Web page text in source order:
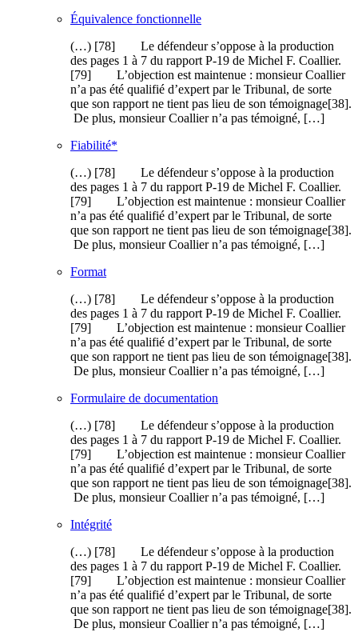
Équivalence fonctionnelle
(…) [78] Le défendeur s’oppose à la production
des pages 1 à 7 du rapport P-19 de Michel F. Coallier.
[79] L’objection est maintenue : monsieur Coallier
n’a pas été qualifié d’expert par le Tribunal, de sorte
que son rapport ne tient pas lieu de son témoignage[38].
De plus, monsieur Coallier n’a pas témoigné, […]
Fiabilité*
(…) [78] Le défendeur s’oppose à la production
des pages 1 à 7 du rapport P-19 de Michel F. Coallier.
[79] L’objection est maintenue : monsieur Coallier
n’a pas été qualifié d’expert par le Tribunal, de sorte
que son rapport ne tient pas lieu de son témoignage[38].
De plus, monsieur Coallier n’a pas témoigné, […]
Format
(…) [78] Le défendeur s’oppose à la production
des pages 1 à 7 du rapport P-19 de Michel F. Coallier.
[79] L’objection est maintenue : monsieur Coallier
n’a pas été qualifié d’expert par le Tribunal, de sorte
que son rapport ne tient pas lieu de son témoignage[38].
De plus, monsieur Coallier n’a pas témoigné, […]
Formulaire de documentation
(…) [78] Le défendeur s’oppose à la production
des pages 1 à 7 du rapport P-19 de Michel F. Coallier.
[79] L’objection est maintenue : monsieur Coallier
n’a pas été qualifié d’expert par le Tribunal, de sorte
que son rapport ne tient pas lieu de son témoignage[38].
De plus, monsieur Coallier n’a pas témoigné, […]
Intégrité
(…) [78] Le défendeur s’oppose à la production
des pages 1 à 7 du rapport P-19 de Michel F. Coallier.
[79] L’objection est maintenue : monsieur Coallier
n’a pas été qualifié d’expert par le Tribunal, de sorte
que son rapport ne tient pas lieu de son témoignage[38].
De plus, monsieur Coallier n’a pas témoigné, […]